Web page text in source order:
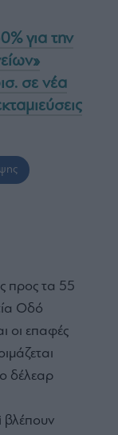
για την
σε νέα
προς τα 55
Οδό
οι επαφές
δέλεαρ
βλέπουν